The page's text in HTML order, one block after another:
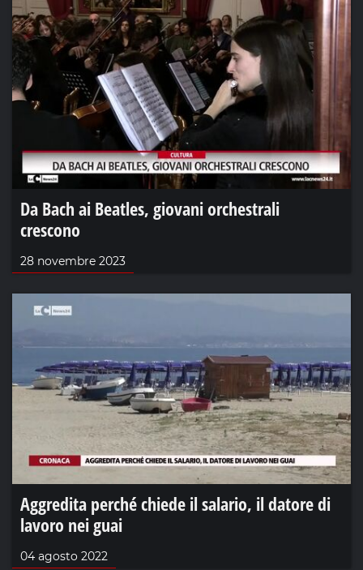
Da Bach ai Beatles, giovani orchestrali
crescono
28 novembre 2023
Aggredita perché chiede il salario, il datore di
lavoro nei guai
04 agosto 2022